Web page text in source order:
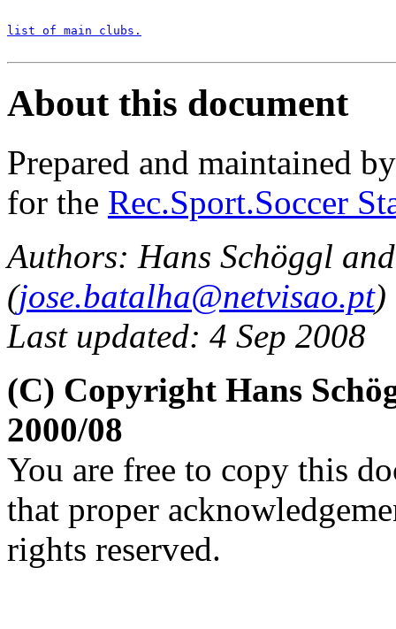
list of main clubs.
About this document
Prepared and maintained
for the Rec.Sport.Soccer
Authors: Hans Schöggl
(jose.batalha@netvisao.pt)
Last updated: 4 Sep 2008
(C) Copyright Hans
2000/08
You are free to copy this
that proper
rights reserved.